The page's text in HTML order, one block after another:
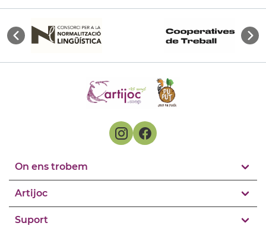
On ens trobem
Artijoc
Suport